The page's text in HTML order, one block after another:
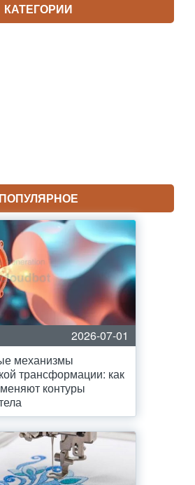
КАТЕГОРИИ
ПОПУЛЯРНОЕ
2026-07-01
механизмы
трансформации: как
контуры